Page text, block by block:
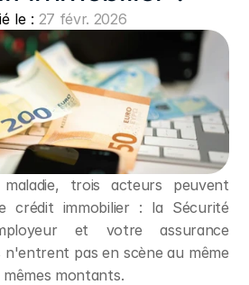
le : 27 févr. 2026
trois acteurs peuvent
crédit immobilier : la Sécurité
et votre assurance
n'entrent pas en scène au même
montants.